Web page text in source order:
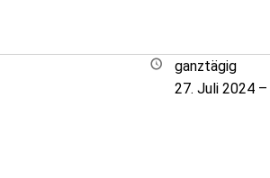
ganztägig
27. Juli 2024 –